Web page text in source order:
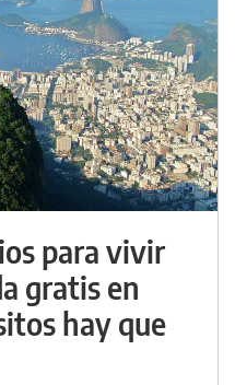
para vivir
gratis en
hay que